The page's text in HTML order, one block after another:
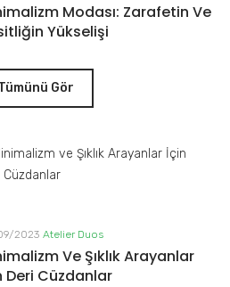
Modası: Zarafetin Ve
Yükselişi
Gör
2023 Atelier Duos
Ve Şıklık Arayanlar
Deri Cüzdanlar